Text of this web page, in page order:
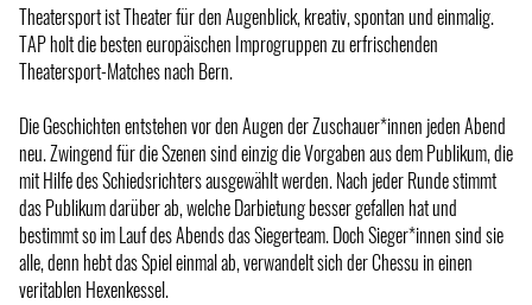
Theatersport ist Theater für den Augenblick, kreativ, spontan und einmalig.
TAP holt die besten europäischen Improgruppen zu erfrischenden
Theatersport-Matches nach Bern.
Die Geschichten entstehen vor den Augen der Zuschauer*innen jeden Abend
neu. Zwingend für die Szenen sind einzig die Vorgaben aus dem Publikum, die
mit Hilfe des Schiedsrichters ausgewählt werden. Nach jeder Runde stimmt
das Publikum darüber ab, welche Darbietung besser gefallen hat und
bestimmt so im Lauf des Abends das Siegerteam. Doch Sieger*innen sind sie
alle, denn hebt das Spiel einmal ab, verwandelt sich der Chessu in einen
veritablen Hexenkessel.